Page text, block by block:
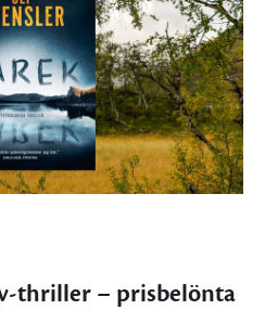
thriller – prisbelönta